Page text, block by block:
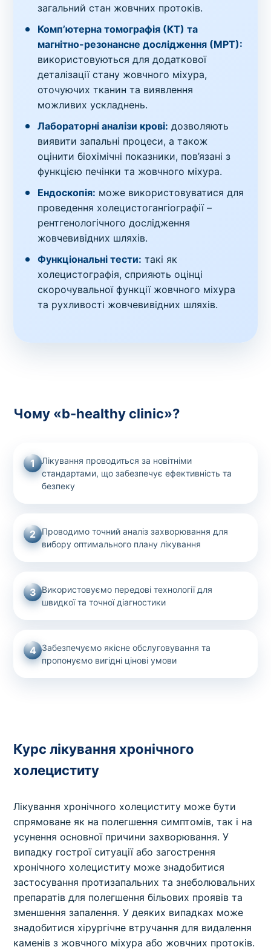
загальний стан жовчних протоків.
Комп’ютерна томографія (КТ) та
магнітно-резонансне дослідження (МРТ):
використовуються для додаткової
деталізації стану жовчного міхура,
оточуючих тканин та виявлення
можливих ускладнень.
Лабораторні аналізи крові: дозволяють
виявити запальні процеси, а також
оцінити біохімічні показники, пов’язані з
функцією печінки та жовчного міхура.
Ендоскопія: може використовуватися для
проведення холецистогангіографії –
рентгенологічного дослідження
жовчевивідних шляхів.
Функціональні тести: такі як
холецистографія, сприяють оцінці
скорочувальної функції жовчного міхура
та рухливості жовчевивідних шляхів.
Чому «b-healthy clinic»?
1
Лікування проводиться за новітніми
стандартами, що забезпечує ефективність та
безпеку
2
Проводимо точний аналіз захворювання для
вибору оптимального плану лікування
3 Використовуємо передові технології для
швидкої та точної діагностики
4 Забезпечуємо якісне обслуговування та
пропонуємо вигідні цінові умови
Курс лікування хронічного
холециститу
Лікування хронічного холециститу може бути
спрямоване як на полегшення симптомів, так і на
усунення основної причини захворювання. У
випадку гострої ситуації або загострення
хронічного холециститу може знадобитися
застосування протизапальних та знеболювальних
препаратів для полегшення більових проявів та
зменшення запалення. У деяких випадках може
знадобитися хірургічне втручання для видалення
каменів з жовчного міхура або жовчних протоків.